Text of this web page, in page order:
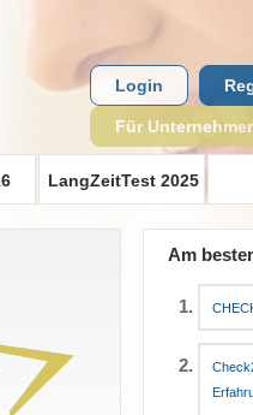
LangZeitTest 2025
Login
Für
Am